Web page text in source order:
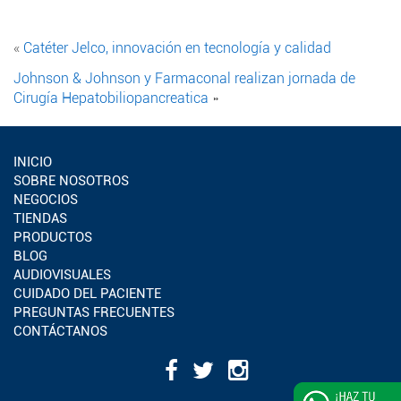
« Catéter Jelco, innovación en tecnología y calidad
Johnson & Johnson y Farmaconal realizan jornada de
Cirugía Hepatobiliopancreatica »
INICIO
SOBRE NOSOTROS
NEGOCIOS
TIENDAS
PRODUCTOS
BLOG
AUDIOVISUALES
CUIDADO DEL PACIENTE
PREGUNTAS FRECUENTES
CONTÁCTANOS